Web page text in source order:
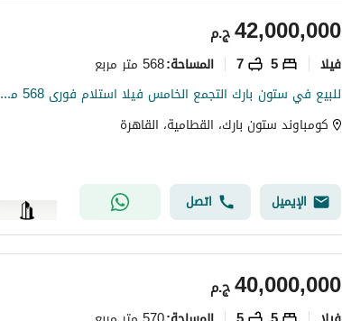
ج.م42,000,000
فیلا 5
7 المساحة:568 متر مربع
للبيع في ستون بارك التجمع الخامس فيلا استلام فورى 568 متر Standalone Villa موقع مميز فى القاهرة الجديدة
كومباوند ستون بارك، القطامية، القاهرة
الإيميل اتصل
ج.م40,000,000